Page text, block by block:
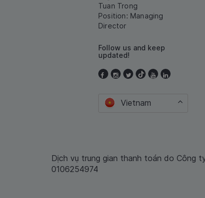
Tuan Trong
Position: Managing
Director
Follow us and keep
updated!
Vietnam
Dịch vụ trung gian thanh toán do Công
0106254974